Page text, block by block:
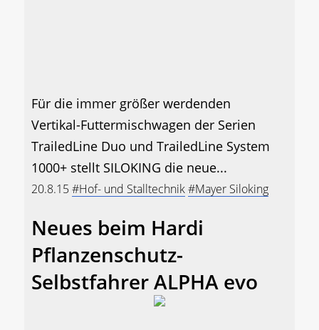
Für die immer größer werdenden
Vertikal-Futtermischwagen der Serien
TrailedLine Duo und TrailedLine System
1000+ stellt SILOKING die neue...
20.8.15#Hof- und Stalltechnik#Mayer Siloking
Neues beim Hardi
Pflanzenschutz-
Selbstfahrer ALPHA evo